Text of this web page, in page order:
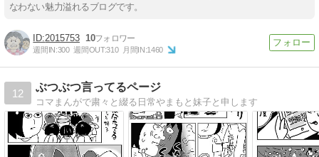
なわない魅力溢れるブログです。
2015753 10
週間IN:300 週間OUT:310 月間IN:1460
12
ぶつぶつ言ってるページ
コマまんがで粛々と綴る日常やまもと妹子と申します